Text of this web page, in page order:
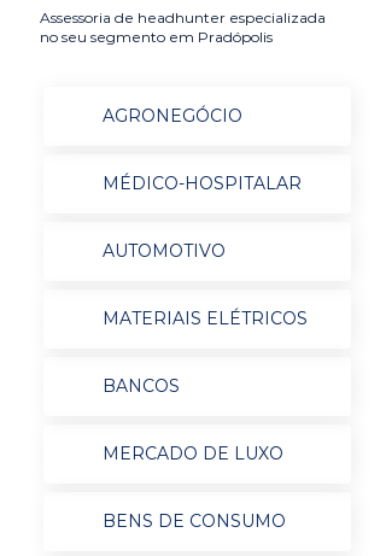
Assessoria de headhunter especializada
no seu segmento em Pradópolis
AGRONEGÓCIO
MÉDICO-HOSPITALAR
AUTOMOTIVO
MATERIAIS ELÉTRICOS
BANCOS
MERCADO DE LUXO
BENS DE CONSUMO